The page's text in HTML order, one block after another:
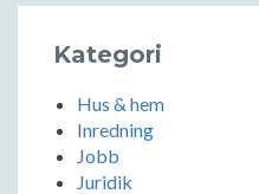
Kategori
Hus & hem
Inredning
Jobb
Juridik